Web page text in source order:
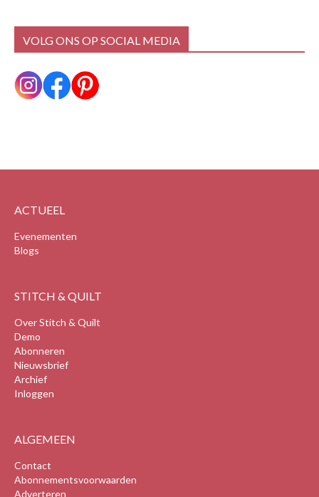
VOLG ONS OP SOCIAL MEDIA
ACTUEEL
Evenementen
Blogs
STITCH & QUILT
Over Stitch & Quilt
Demo
Abonneren
Nieuwsbrief
Archief
Inloggen
ALGEMEEN
Contact
Abonnementsvoorwaarden
Adverteren